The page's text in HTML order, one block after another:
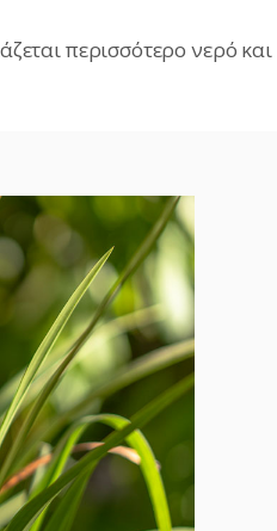
περισσότερο νερό και